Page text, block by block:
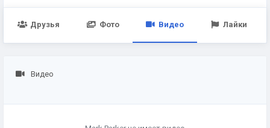
Друзья Фото Видео Лайки
Видео